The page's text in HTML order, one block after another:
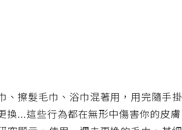
擦髮毛巾、浴巾混著用，用完隨手掛
...這些行為都在無形中傷害你的皮膚